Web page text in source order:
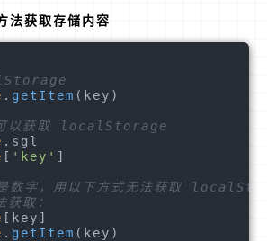
获取存储内容
. getItem (key)
以获取 localStorage
. sgl
[ 'key' ]
数字，用以下方式无法获取
取：
. getItem